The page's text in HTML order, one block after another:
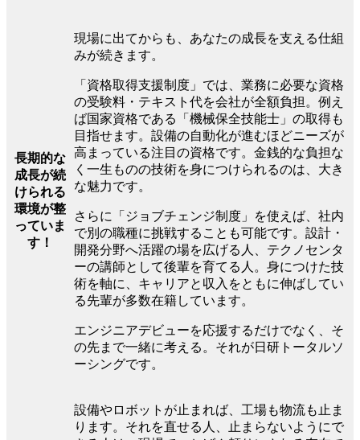
長期的な
成長が続
けられる
環境が整
っていま
す！
現場に出てからも、あなたの成長を支える仕組
みが続きます。
「資格取得支援制度」では、業務に必要な資格
の受験料・テキスト代を会社が全額負担。例え
ば国家資格である「機械保全技能士」の取得も
目指せます。設備の自動化が進むほどニーズが
高まっている注目の資格です。金銭的な負担な
く一生ものの技術を身につけられるのは、大き
な魅力です。
さらに「ジョブチェンジ制度」を使えば、社内
で別の職種に挑戦することも可能です。設計・
開発分野へ活躍の場を広げる人、テクノセンタ
ーの講師として後輩を育てる人。身につけた技
術を軸に、キャリアと収入をともに伸ばしてい
る先輩が多数在籍しています。
エンジニアデビューを応援するだけでなく、そ
の先まで一緒に考える。それが日研トータルソ
ーシングです。
設備やロボットが止まれば、工場も物流も止ま
ります。それを直せる人、止まらないようにで